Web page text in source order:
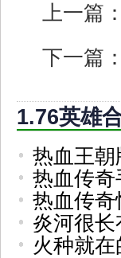
上一篇：
下一篇：
1.76英雄
热血王
热血传
热血传
炎河很
火种就